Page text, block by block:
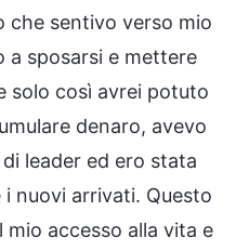
che sentivo verso mio
a sposarsi e mettere
solo così avrei potuto
denaro, avevo
leader ed ero stata
i nuovi arrivati. Questo
accesso alla vita e